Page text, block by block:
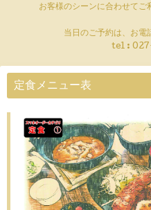
お客様のシーンに合わせてご
当日のご予約は、お電
tel :
定食メニュー表